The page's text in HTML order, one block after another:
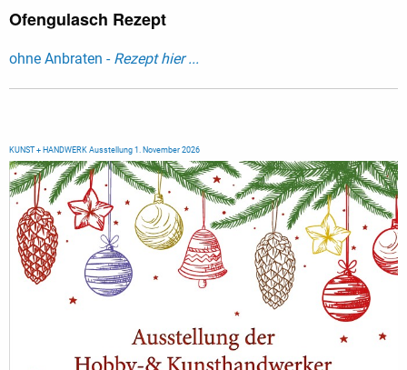
Ofengulasch Rezept
ohne Anbraten - Rezept hier ...
KUNST + HANDWERK Ausstellung 1. November 2026